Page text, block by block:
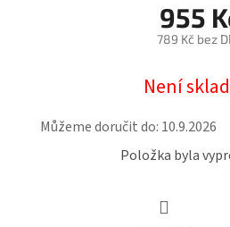
955
789 Kč bez
cena:
Není
Můžeme doručit do: 10.9.2026
Položka byla